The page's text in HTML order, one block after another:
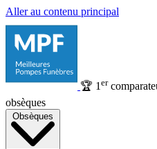
Aller au contenu principal
🏆 1 er
obsèques
Obsèques